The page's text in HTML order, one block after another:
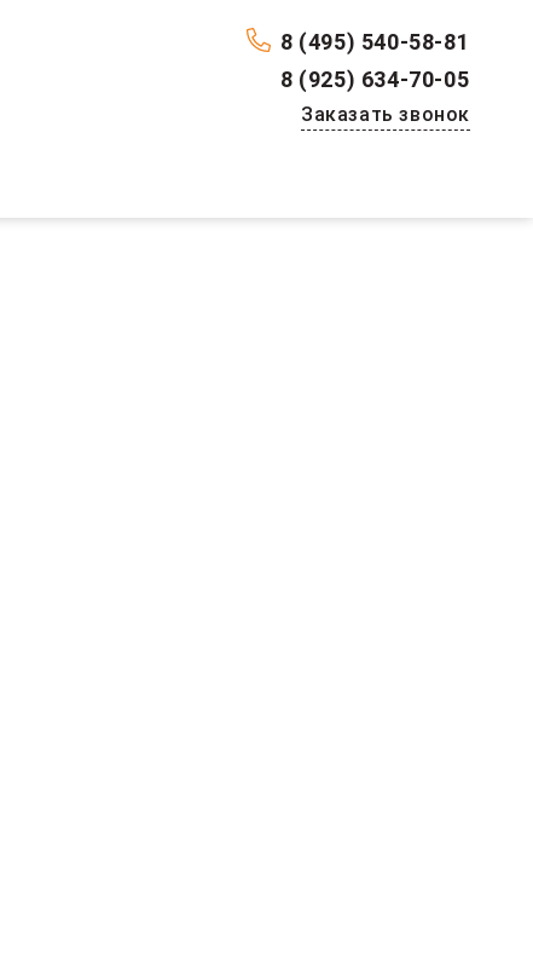
8 (495) 540-58-81
8 (925) 634-70-05
Заказать звонок